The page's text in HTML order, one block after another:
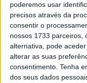
poderemos usar
precisos através da
consentir o
nossos 1733 parceiros,
alternativa, pode
alterar as suas
consentimento. Tenha
dos seus dados
A moto chegou à
a roda traseira de
projeto rapidamente
e manuseamento, e
escape agressivo
proprietário.